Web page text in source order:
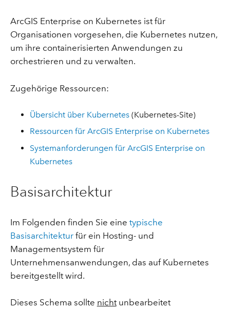
ArcGIS Enterprise on Kubernetes ist für
Organisationen vorgesehen, die Kubernetes nutzen,
um ihre containerisierten Anwendungen zu
orchestrieren und zu verwalten.
Zugehörige Ressourcen:
Übersicht über Kubernetes (Kubernetes-Site)
Ressourcen für ArcGIS Enterprise on Kubernetes
Systemanforderungen für ArcGIS Enterprise on
Kubernetes
Basisarchitektur
Im Folgenden finden Sie eine typische
Basisarchitekturfür ein Hosting- und
Managementsystem für
Unternehmensanwendungen, das auf Kubernetes
bereitgestellt wird.
Dieses Schema sollte nichtunbearbeitet